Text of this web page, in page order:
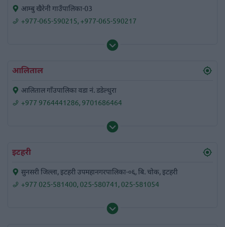
आम्बु खैरेनी गाउँपालिका-03
+977-065-590215, +977-065-590217
आलिताल
आलिताल गाँउपालिका वडा नं. डडेल्धुरा
+977 9764441286, 9701686464
इटहरी
सुनसरी जिल्ला, इटहरी उपमहानगरपालिका-०६, बि. चोक, इटहरी
+977 025-581400, 025-580741 , 025-581054